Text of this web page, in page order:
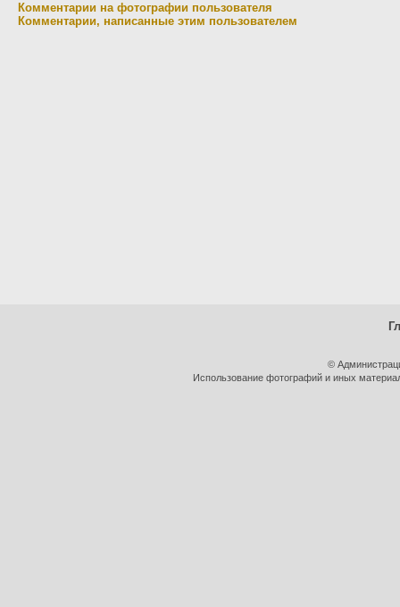
Комментарии на фотографии пользователя
Комментарии, написанные этим пользователем
©
Использование фотографий и иных